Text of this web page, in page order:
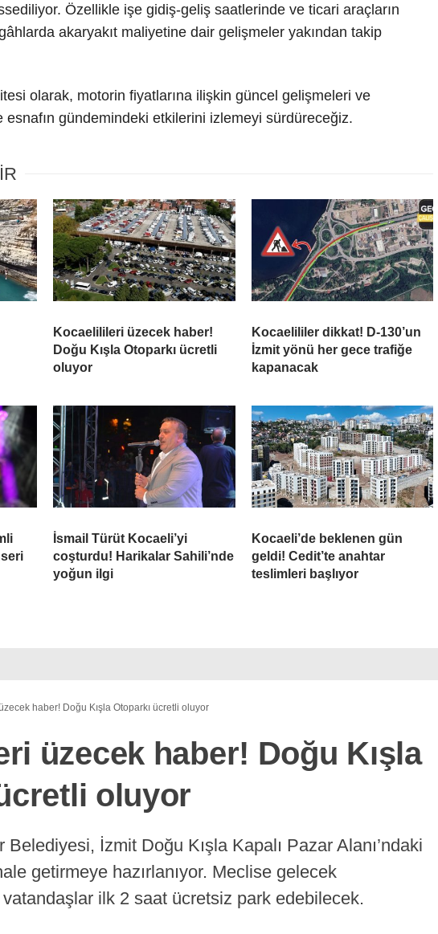
Özellikle işe gidiş-geliş saatlerinde ve ticari araçların
akaryakıt maliyetine dair gelişmeler yakından takip
olarak, motorin fiyatlarına ilişkin güncel gelişmeleri ve
esnafın gündemindeki etkilerini izlemeyi sürdüreceğiz.
Kocaelilileri üzecek haber!
Doğu Kışla Otoparkı ücretli
oluyor
Kocaelililer dikkat! D-130’un
İzmit yönü her gece trafiğe
kapanacak
İsmail Türüt Kocaeli’yi
coşturdu! Harikalar Sahili’nde
yoğun ilgi
Kocaeli’de beklenen gün
geldi! Cedit’te anahtar
teslimleri başlıyor
haber! Doğu Kışla Otoparkı ücretli oluyor
üzecek haber! Doğu Kışla
oluyor
İzmit Doğu Kışla Kapalı Pazar Alanı’ndaki
getirmeye hazırlanıyor. Meclise gelecek
ilk 2 saat ücretsiz park edebilecek.